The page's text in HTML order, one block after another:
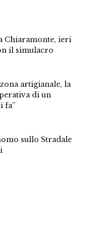
Chiaramonte, ieri
il simulacro
artigianale, la
di un
fa”
sullo Stradale